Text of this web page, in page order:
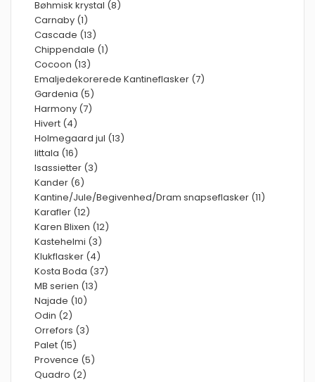
Bøhmisk krystal (8)
Carnaby (1)
Cascade (13)
Chippendale (1)
Cocoon (13)
Emaljedekorerede Kantineflasker (7)
Gardenia (5)
Harmony (7)
Hivert (4)
Holmegaard jul (13)
Iittala (16)
Isassietter (3)
Kander (6)
Kantine/Jule/Begivenhed/Dram snapseflasker (11)
Karafler (12)
Karen Blixen (12)
Kastehelmi (3)
Klukflasker (4)
Kosta Boda (37)
MB serien (13)
Najade (10)
Odin (2)
Orrefors (3)
Palet (15)
Provence (5)
Quadro (2)